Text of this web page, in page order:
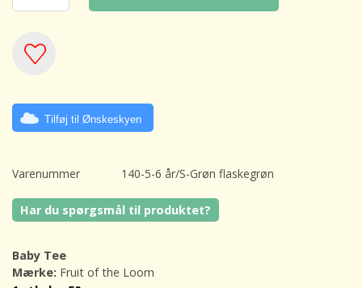
Tilføj til Ønskeskyen
Varenummer 140-5-6 år/S-Grøn flaskegrøn
Har du spørgsmål til produktet?
Baby Tee
Mærke: Fruit of the Loom